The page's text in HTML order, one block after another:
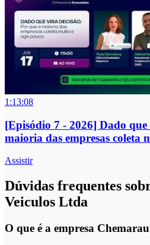
1:13:08
[Episódio 7 - 2026] Dado
maioria das empresas coleta
Assistir
Dúvidas frequentes
Veiculos Ltda
O que é a empresa